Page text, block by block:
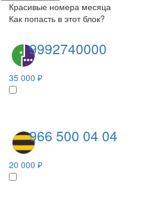
Красивые номера месяца
Как попасть в этот блок?
9992740000
35 000 ₽
966 500 04 04
20 000 ₽